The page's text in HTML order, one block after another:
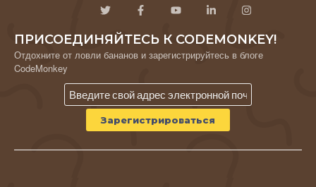
ПРИСОЕДИНЯЙТЕСЬ К CODEMONKEY!
Отдохните от ловли бананов и зарегистрируйтесь в блоге
CodeMonkey